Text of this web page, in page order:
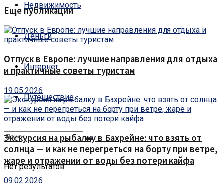
Недвижимость
Деньги
Интернет
Путешествие
Нет результатов
Еще публикации
Отпуск в Европе: лучшие направления для отдыха
и практичные советы туристам
19.05.2026
Экскурсия на рыбалку в Бахрейне: что взять от
солнца — и как не перегреться на борту при ветре,
жаре и отражении от воды без потери кайфа
09.02.2026